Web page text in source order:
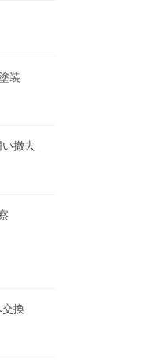
装
い撤去
交換